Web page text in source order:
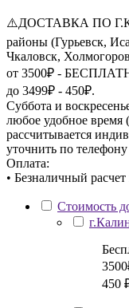
⚠️ДОСТАВКА ПО
районы (Гурьевск,
Чкаловск,
от 3500₽ -
до 3499₽ - 450₽.
Суббота и
любое удобное время
рассчитывается
уточнить по телефону
Оплата:
• Безналичный расчет
Стоимость
450